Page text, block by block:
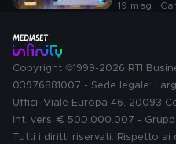
19 mag |
Copyright ©1999-2026 RTI
03976881007 - Sede legale:
Uffici: Viale Europa 46, 20093
int. vers. € 500.000.007 -
Tutti i diritti riservati. Rispetto